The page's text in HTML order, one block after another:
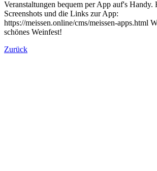
Veranstaltungen bequem per App auf's Handy.
Screenshots und die Links zur App:
https://meissen.online/cms/meissen-apps.html
schönes Weinfest!
Zurück